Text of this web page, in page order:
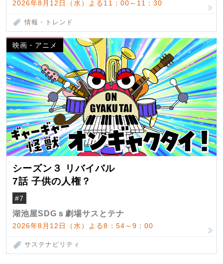
2026年8月12日（水）よる11：00～11：30
情報・トレンド
映画・アニメ
シーズン３ リバイバル
7話 子供の人権？
#7
湖池屋SDGｓ劇場サスとテナ
2026年8月12日（水）よる8：54～9：00
サステナビリティ